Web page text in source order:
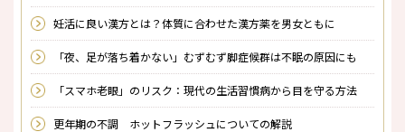
妊活に良い漢方とは？体質に合わせた漢方薬を男女ともに
「夜、足が落ち着かない」むずむず脚症候群は不眠の原因にも
「スマホ老眼」のリスク：現代の生活習慣病から目を守る方法
更年期の不調 ホットフラッシュについての解説